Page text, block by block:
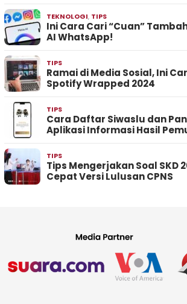
TEKNOLOGI, TIPS
Ini Cara Cari “Cuan”
AI WhatsApp!
TIPS
Ramai di Media Sosial, Ini
Spotify Wrapped 2024
TIPS
Cara Daftar Siwaslu dan
Aplikasi Informasi Hasil
TIPS
Tips Mengerjakan Soal SKD
Cepat Versi Lulusan CPNS